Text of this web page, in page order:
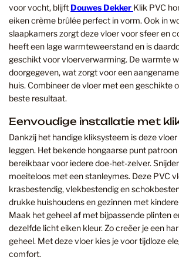
voor vocht, blijft Douwes Dekker Klik PVC
eiken crème brûlée perfect in vorm. Ook in
slaapkamers zorgt deze vloer voor sfeer en
heeft een lage warmteweerstand en is
geschikt voor vloerverwarming. De warmte
doorgegeven, wat zorgt voor een
huis. Combineer de vloer met een geschikte
beste resultaat.
Eenvoudige installatie met
Dankzij het handige kliksysteem is deze
leggen. Het bekende hongaarse punt
bereikbaar voor iedere doe-het-zelver.
moeiteloos met een stanleymes. Deze PVC
krasbestendig, vlekbestendig en
drukke huishoudens en gezinnen met
Maak het geheel af met bijpassende plinten
dezelfde licht eiken kleur. Zo creëer je een
geheel. Met deze vloer kies je voor tijdloze
comfort.